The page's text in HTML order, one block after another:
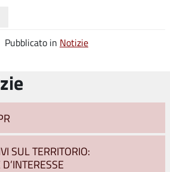
Pubblicato in Notizie
SUL TERRITORIO: